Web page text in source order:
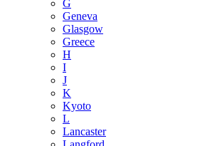
G
Geneva
Glasgow
Greece
H
I
J
K
Kyoto
L
Lancaster